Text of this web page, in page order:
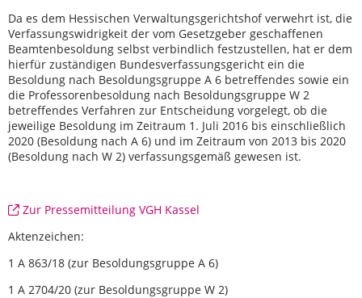
Da es dem Hessischen Verwaltungsgerichtshof verwehrt ist, die
Verfassungswidrigkeit der vom Gesetzgeber geschaffenen
Beamtenbesoldung selbst verbindlich festzustellen, hat er dem
hierfür zuständigen Bundesverfassungsgericht ein die
Besoldung nach Besoldungsgruppe A 6 betreffendes sowie ein
die Professorenbesoldung nach Besoldungsgruppe W 2
betreffendes Verfahren zur Entscheidung vorgelegt, ob die
jeweilige Besoldung im Zeitraum 1. Juli 2016 bis einschließlich
2020 (Besoldung nach A 6) und im Zeitraum von 2013 bis 2020
(Besoldung nach W 2) verfassungsgemäß gewesen ist.
Zur Pressemitteilung VGH Kassel
Aktenzeichen:
1 A 863/18 (zur Besoldungsgruppe A 6)
1 A 2704/20 (zur Besoldungsgruppe W 2)